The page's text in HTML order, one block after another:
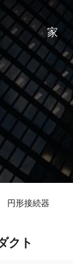
家
円形接続器
クト